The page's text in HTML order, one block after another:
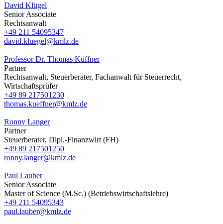
David Klügel
Senior Associate
Rechtsanwalt
+49 211 54095347
david.kluegel@kmlz.de
Professor Dr. Thomas Küffner
Partner
Rechtsanwalt, Steuerberater, Fachanwalt für Steuerrecht,
Wirtschaftsprüfer
+49 89 217501230
thomas.kueffner@kmlz.de
Ronny Langer
Partner
Steuerberater, Dipl.-Finanzwirt (FH)
+49 89 217501250
ronny.langer@kmlz.de
Paul Lauber
Senior Associate
Master of Science (M.Sc.) (Betriebswirtschaftslehre)
+49 211 54095343
paul.lauber@kmlz.de